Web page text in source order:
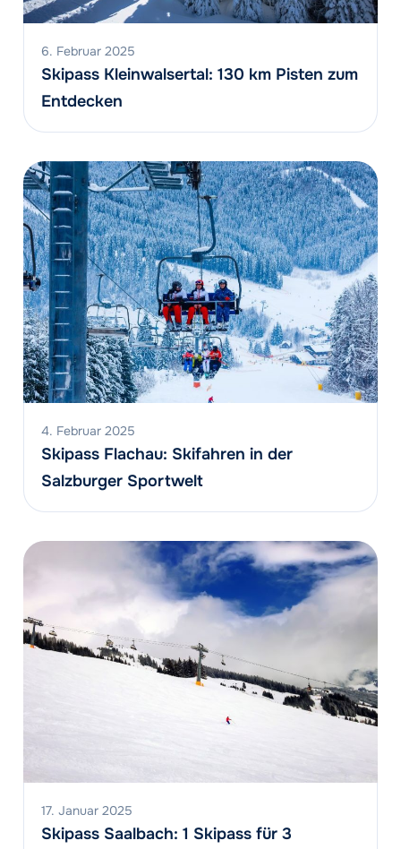
6. Februar 2025
Skipass Kleinwalsertal: 130 km Pisten zum
Entdecken
4. Februar 2025
Skipass Flachau: Skifahren in der
Salzburger Sportwelt
17. Januar 2025
Skipass Saalbach: 1 Skipass für 3